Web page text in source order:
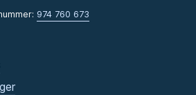
974 760 673